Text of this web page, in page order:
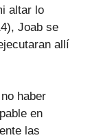
altar lo
Joab se
allí
haber
en
las